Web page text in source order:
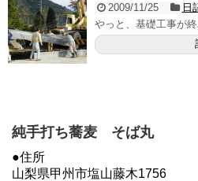
2009/11/25
日
やっと、基礎工事が
純手打ち蕎麦 そば丸
●住所
山梨県甲州市塩山藤木1756